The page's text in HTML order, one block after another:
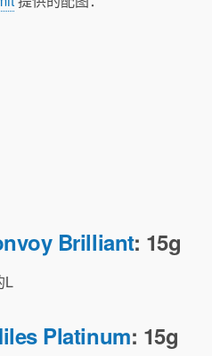
Brilliant: 15g
L
Platinum: 15g